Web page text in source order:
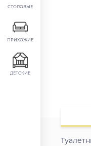
СТОЛОВЫЕ
ПРИХОЖИЕ
ДЕТСКИЕ